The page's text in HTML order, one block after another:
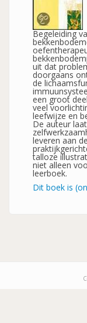
Begeleiding
uit dat
doorgaans
de
een groot
veel
leefwijze en
De auteur
leveren aan
talloze
niet alleen
leerboek.
Dit boek is